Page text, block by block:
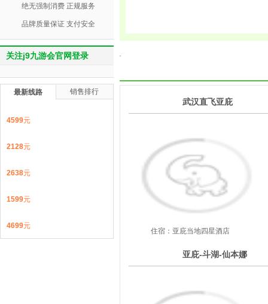
武汉直飞亚庇
住宿：亚庇当地四星酒店
亚庇-斗湖-仙本娜
绝无强制消费 正规服务
品牌质量保证 支付安全
关注j9九游会官网登录
最新线路 销售排行
4599元
2128元
2638元
1599元
4699元